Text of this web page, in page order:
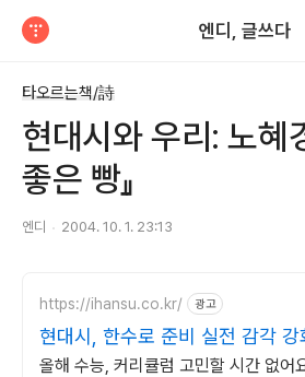
엔디, 글쓰다
타오르는책/詩
현대시와 우리: 노혜
좋은 빵』
엔디 2004. 10. 1. 23:13
https://ihansu.co.kr/ 광고
현대시, 한수로 준비 실전 감각 강
타이밍!
올해 수능, 커리큘럼 고민할 시간 없어